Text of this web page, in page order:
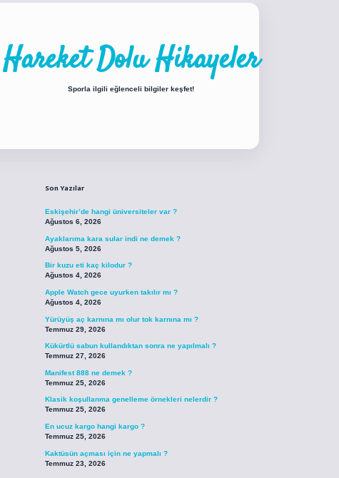
Hareket Dolu Hikayeler
Sporla ilgili eğlenceli bilgiler keşfet!
Son Yazılar
Eskişehir’de hangi üniversiteler var ?
Ağustos 6, 2026
Ayaklarıma kara sular indi ne demek ?
Ağustos 5, 2026
Bir kuzu eti kaç kilodur ?
Ağustos 4, 2026
Apple Watch gece uyurken takılır mı ?
Ağustos 4, 2026
Yürüyüş aç karnına mı olur tok karnına mı ?
Temmuz 29, 2026
Kükürtlü sabun kullandıktan sonra ne yapılmalı ?
Temmuz 27, 2026
Manifest 888 ne demek ?
Temmuz 25, 2026
Klasik koşullanma genelleme örnekleri nelerdir ?
Temmuz 25, 2026
En ucuz kargo hangi kargo ?
Temmuz 25, 2026
Kaktüsün açması için ne yapmalı ?
Temmuz 23, 2026